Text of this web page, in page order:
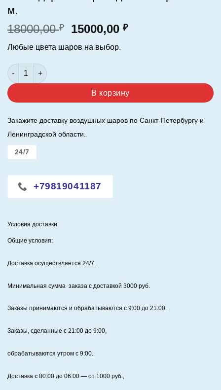
м.
18000,00₽
Первоначальная
составляла
15000,00₽Текущая
Любые цвета шаров на выбор.
Количество товара Фотозона с баннером Холодное
В корзину
Закажите доставку воздушных шаров по Санкт-Петербургу и
Ленинградской области.
24/7
+79819041187
Условия доставки
Общие условия:
Доставка осуществляется 24/7.
Минимальная сумма заказа с доставкой 3000 руб.
Заказы принимаются и обрабатываются с 9:00 до 21:00.
Заказы, сделанные с 21:00 до 9:00,
обрабатываются утром с 9:00.
Доставка с 00:00 до 06:00 — от 1000 руб.,